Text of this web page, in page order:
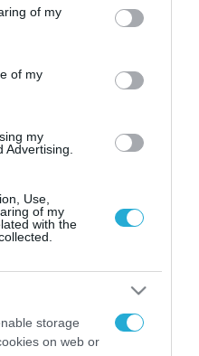
You may click to
and its third-party tags to
purposes in below Google
of my
of my
my
Advertising.
Use,
of my
with the
storage
on web or